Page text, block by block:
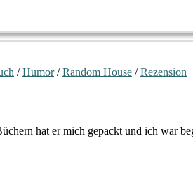
/Humor/Random House /Rezension
hat er mich gepackt und ich war